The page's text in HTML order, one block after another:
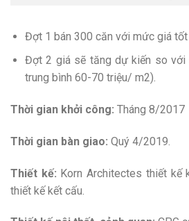
Đợt 1 bán 300 căn với mức giá tốt
Đợt 2 giá sẽ tăng dự kiến so với
trung bình 60-70 triệu/ m2).
Thời gian khởi công: Tháng 8/2017
Thời gian bàn giao: Quý 4/2019.
Thiết kế: Korn Architectes thiết kế
thiết kế kết cấu.